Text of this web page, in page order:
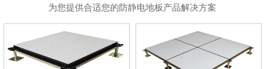
为您提供合适您的防静电地板产品解决方案